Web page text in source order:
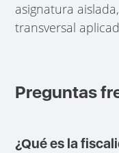
asignatura
transversal
Preguntas
¿Qué es la